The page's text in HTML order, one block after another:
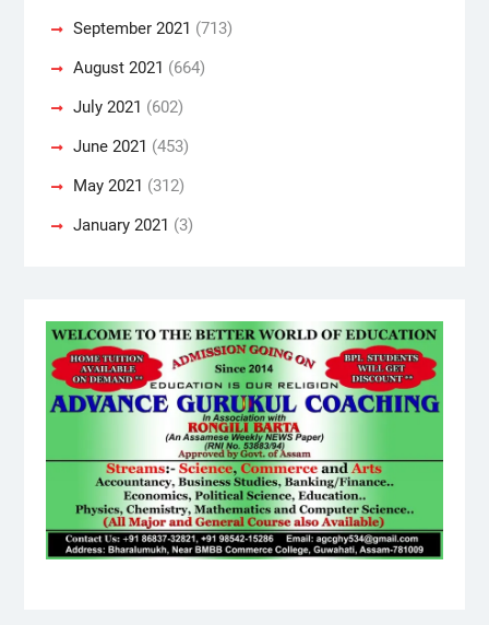
September 2021 (713)
August 2021 (664)
July 2021 (602)
June 2021 (453)
May 2021 (312)
January 2021 (3)